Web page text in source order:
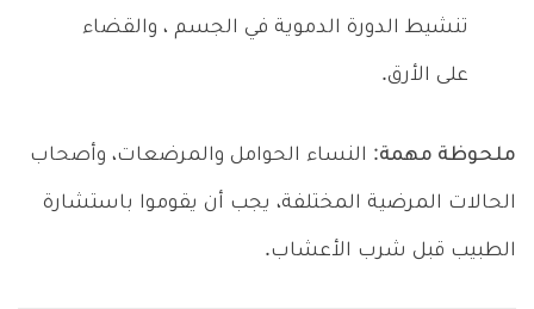
تنشيط الدورة الدموية في الجسم ، والقضاء
على الأرق.
ملحوظة مهمة: النساء الحوامل والمرضعات، وأصحاب
الحالات المرضية المختلفة، يجب أن يقوموا باستشارة
الطبيب قبل شرب الأعشاب.